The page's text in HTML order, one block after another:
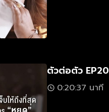
ตัวต่อตัว EP20
0:20:37 นาที